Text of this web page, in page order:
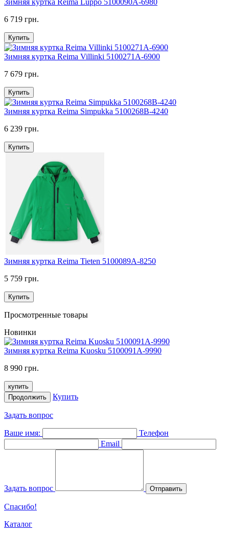
6 719 грн.
Купить
Зимняя куртка Reima Villinki 5100271A-6900
7 679 грн.
Купить
Зимняя куртка Reima Simpukka 5100268B-4240
6 239 грн.
Купить
Зимняя куртка Reima Tieten 5100089A-8250
5 759 грн.
Купить
Просмотренные товары
Новинки
Зимняя куртка Reima Kuosku 5100091A-9990
8 990 грн.
купить
Продолжить
Купить
Задать вопрос
Ваше имя:
Телефон
Email
Задать вопрос Отправить
Спасибо!
Каталог